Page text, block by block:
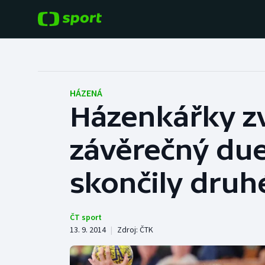
Fotbal
Hokej
Tenis
Atletika
Baseball a softbal
Basketbal
Biatlon
HÁZENÁ
Házenkářky
závěrečný
skončily
ČT sport
13. 9. 2014 | Zdroj: ČTK